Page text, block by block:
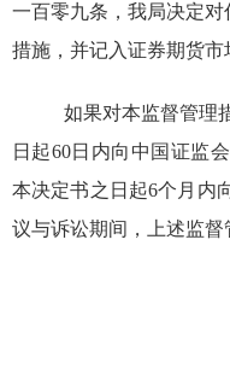
一百零九条，我局决定对
措施， 并记入证券期货市
如果对本监督管理
日起60日内向 中国证监会
本决定书之日起6个月内
议与诉讼期间，上述监督